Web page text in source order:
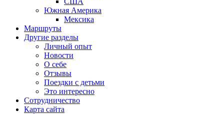
Южная Америка
Мексика
Маршруты
Другие разделы
Личный опыт
Новости
О себе
Отзывы
Поездки с детьми
Это интересно
Сотрудничество
Карта сайта